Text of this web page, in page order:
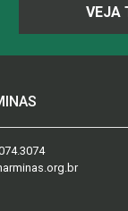
VEJA